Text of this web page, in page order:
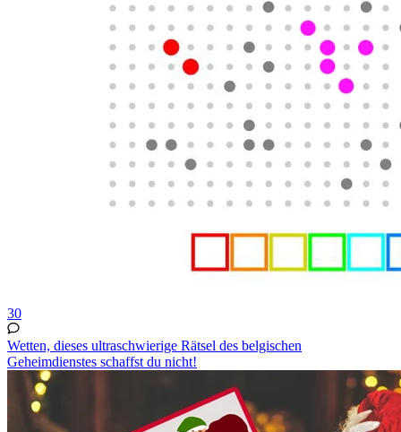
30
Wetten, dieses ultraschwierige Rätsel des belgischen
Geheimdienstes schaffst du nicht!